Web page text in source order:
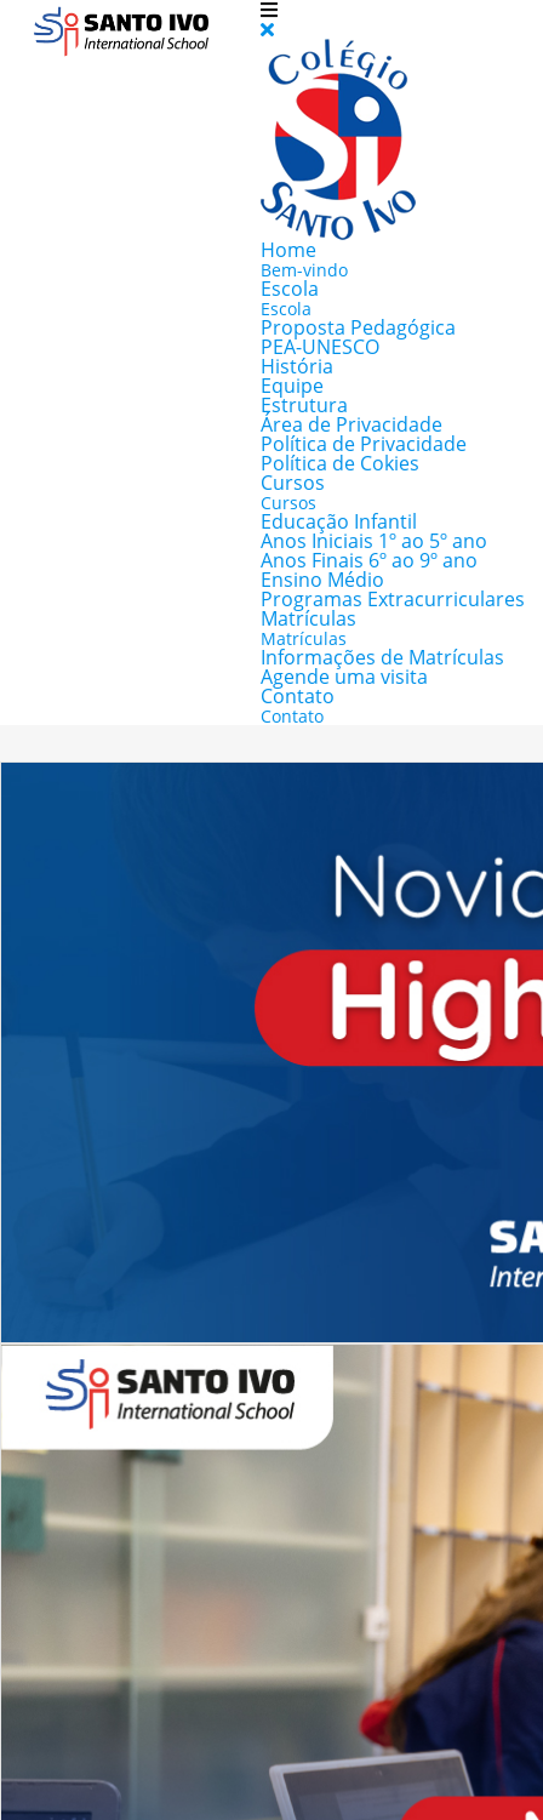
Home
Bem-vindo
Escola
Escola
Proposta Pedagógica
PEA-UNESCO
História
Equipe
Estrutura
Área de Privacidade
Política de Privacidade
Política de Cokies
Cursos
Cursos
Educação Infantil
Anos Iniciais 1º ao 5º ano
Anos Finais 6º ao 9º ano
Ensino Médio
Programas Extracurriculares
Matrículas
Matrículas
Informações de Matrículas
Agende uma visita
Contato
Contato
Novidades 2026 High School
EDUCAÇÃO INFANTIL
Inglês todos os dias
MÉDIO
igh School
Dupla Diplomação